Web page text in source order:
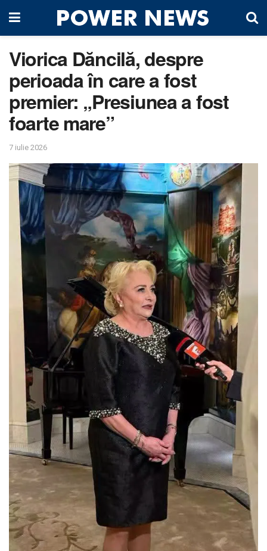
Viorica Dăncilă, despre
perioada în care a fost
premier: „Presiunea a fost
foarte mare”
7 iulie 2026